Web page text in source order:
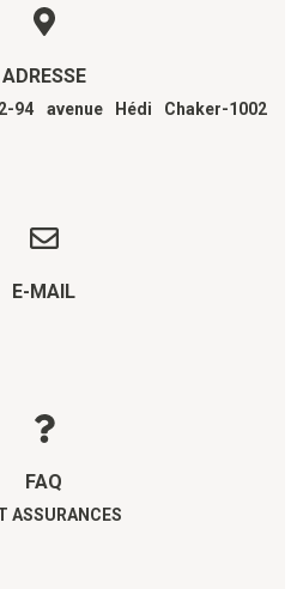
ADRESSE
94 avenue Hédi Chaker-1002
E-MAIL
FAQ
ASSURANCES